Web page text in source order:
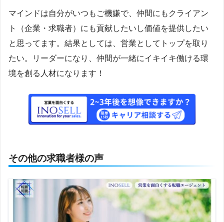
マインドは自分がいつもご機嫌で、仲間にもクライアン
ト（企業・求職者）にも貢献したいし価値を提供したい
と思ってます。結果としては、営業としてトップを取り
たい。リーダーになり、仲間が一緒にイキイキ働ける環
境を創る人材になります！
その他の求職者様の声